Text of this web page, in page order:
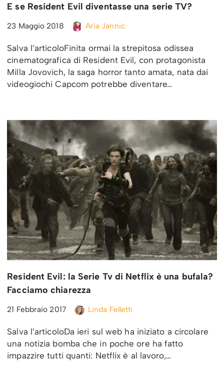
E se Resident Evil diventasse una serie TV?
23 Maggio 2018 Aria Jannic
Salva l’articoloFinita ormai la strepitosa odissea
cinematografica di Resident Evil, con protagonista
Milla Jovovich, la saga horror tanto amata, nata dai
videogiochi Capcom potrebbe diventare…
Resident Evil: la Serie Tv di Netflix è una bufala?
Facciamo chiarezza
21 Febbraio 2017 Linda Felletti
Salva l’articoloDa ieri sul web ha iniziato a circolare
una notizia bomba che in poche ore ha fatto
impazzire tutti quanti: Netflix è al lavoro,…